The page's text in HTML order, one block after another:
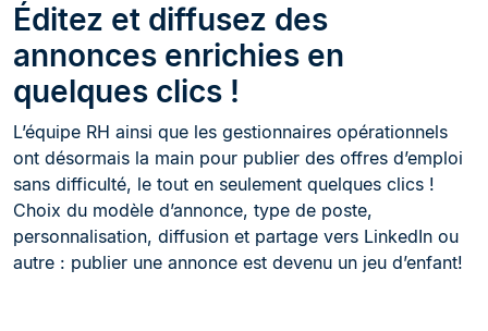
Éditez et diffusez des
annonces enrichies en
quelques clics !
L’équipe RH ainsi que les gestionnaires opérationnels
ont désormais la main pour publier des offres d’emploi
sans difficulté, le tout en seulement quelques clics !
Choix du modèle d’annonce, type de poste,
personnalisation, diffusion et partage vers LinkedIn ou
autre : publier une annonce est devenu un jeu d’enfant!